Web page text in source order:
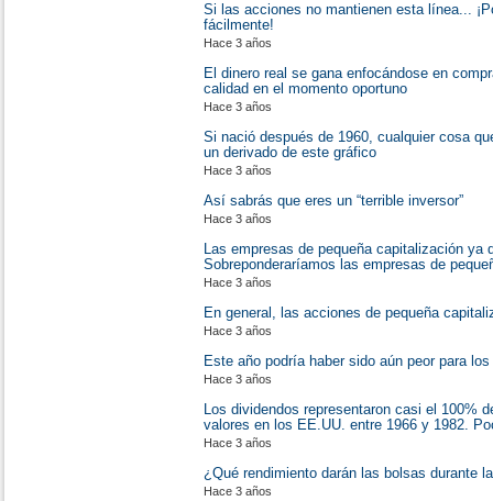
Si las acciones no mantienen esta línea...
fácilmente!
Hace 3 años
El dinero real se gana enfocándose en
calidad en el momento oportuno
Hace 3 años
Si nació después de 1960, cualquier cosa
un derivado de este gráfico
Hace 3 años
Así sabrás que eres un “terrible inversor”
Hace 3 años
Las empresas de pequeña capitalización ya
Sobreponderaríamos las empresas de
Hace 3 años
En general, las acciones de pequeña
Hace 3 años
Este año podría haber sido aún peor para
Hace 3 años
Los dividendos representaron casi el 100%
valores en los EE.UU. entre 1966 y 1982.
Hace 3 años
¿Qué rendimiento darán las bolsas durante
Hace 3 años